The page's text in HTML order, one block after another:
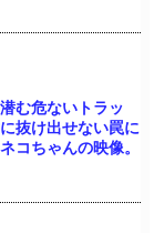
む危ないトラッ
抜け出せない罠に
コちゃんの映像。